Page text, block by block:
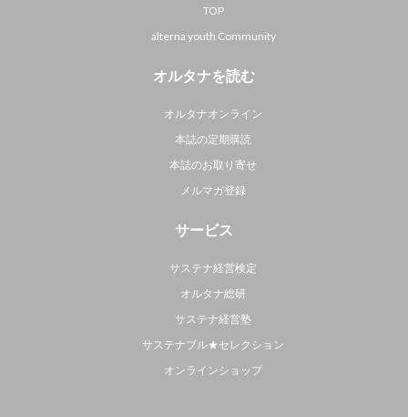
TOP
alterna youth Community
オルタナを読む
オルタナオンライン
本誌の定期購読
本誌のお取り寄せ
メルマガ登録
サービス
サステナ経営検定
オルタナ総研
サステナ経営塾
サステナブル★セレクション
オンラインショップ